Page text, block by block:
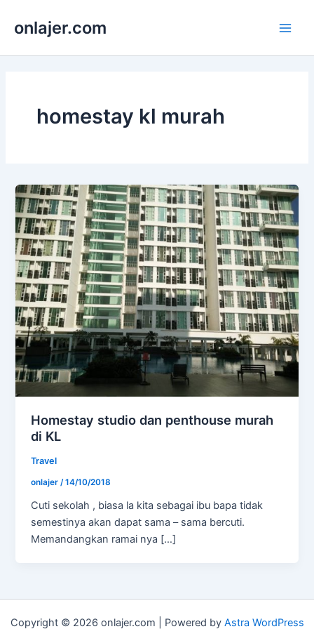
onlajer.com
homestay kl murah
Homestay studio dan penthouse murah
di KL
Travel
onlajer/14/10/2018
Cuti sekolah , biasa la kita sebagai ibu bapa tidak
semestinya akan dapat sama – sama bercuti.
Memandangkan ramai nya […]
Copyright © 2026 onlajer.com | Powered by Astra WordPress